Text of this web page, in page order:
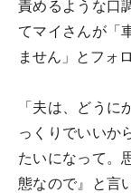
責めるような口
てマイさんが「
ません」とフォ
「夫は、どう
っくりでいいか
たいになって。
態なので』と言